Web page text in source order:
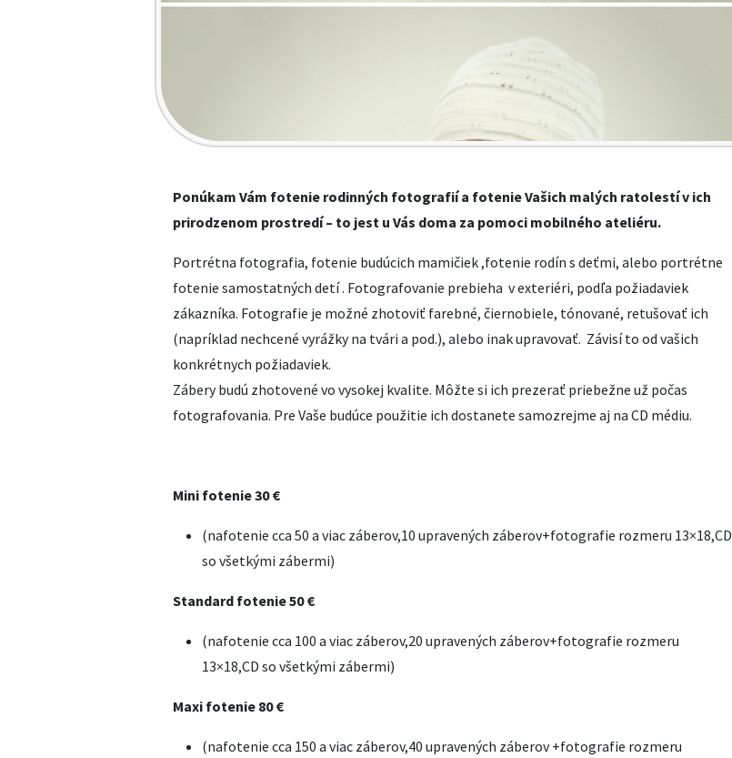
Ponúkam Vám fotenie rodinných fotografií a fotenie Vašich malých ratolestí v ich
prirodzenom prostredí – to jest u Vás doma za pomoci mobilného ateliéru.
Portrétna fotografia, fotenie budúcich mamičiek ,fotenie rodín s deťmi, alebo portrétne
fotenie samostatných detí . Fotografovanie prebieha v exteriéri, podľa požiadaviek
zákazníka. Fotografie je možné zhotoviť farebné, čiernobiele, tónované, retušovať ich
(napríklad nechcené vyrážky na tvári a pod.), alebo inak upravovať. Závisí to od vašich
konkrétnych požiadaviek.
Zábery budú zhotovené vo vysokej kvalite. Môžte si ich prezerať priebežne už počas
fotografovania. Pre Vaše budúce použitie ich dostanete samozrejme aj na CD médiu.
Mini fotenie 30 €
(nafotenie cca 50 a viac záberov,10 upravených záberov+fotografie rozmeru 13×18,CD
so všetkými zábermi)
Standard fotenie 50 €
(nafotenie cca 100 a viac záberov,20 upravených záberov+fotografie rozmeru
13×18,CD so všetkými zábermi)
Maxi fotenie 80 €
(nafotenie cca 150 a viac záberov,40 upravených záberov +fotografie rozmeru